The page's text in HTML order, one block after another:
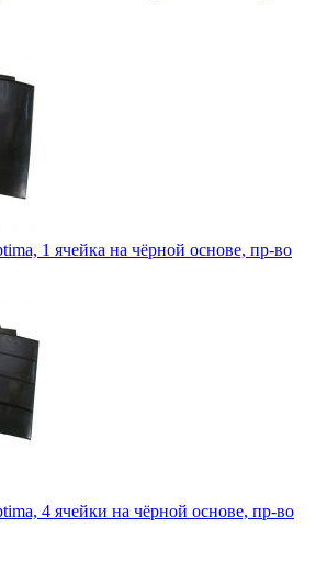
1 ячейка на чёрной основе, пр-во
4 ячейки на чёрной основе, пр-во